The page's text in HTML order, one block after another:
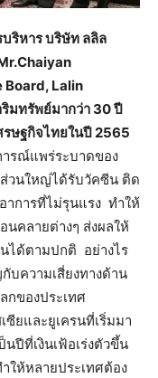
ริหาร บริษัท ลลิล
Board, Lalin
มทรัพย์มากว่า 30 ปี
รษฐกิจไทยในปี 2565
ารณ์แพร่ระบาดของ
วนใหญ่ได้รับวัคซีน ติด
าการที่ไม่รุนแรง ทำให้
นคลายต่างๆ ส่งผลให้
ได้ตามปกติ อย่างไร
บความเสี่ยงทางด้าน
กของประเทศ
ยและยูเครนที่เริ่มมา
ปีที่เงินเฟ้อเร่งตัวขึ้น
ให้หลายประเทศต้อง